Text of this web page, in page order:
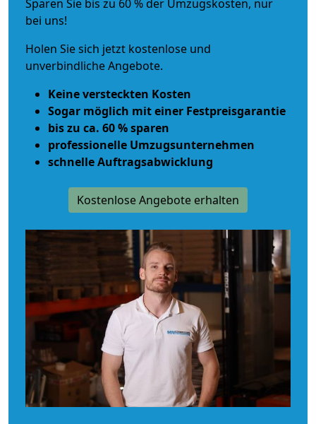
Sparen Sie bis zu 60 % der Umzugskosten, nur
bei uns!
Holen Sie sich jetzt kostenlose und
unverbindliche Angebote.
Keine versteckten Kosten
Sogar möglich mit einer Festpreisgarantie
bis zu ca. 60 % sparen
professionelle Umzugsunternehmen
schnelle Auftragsabwicklung
Kostenlose Angebote erhalten